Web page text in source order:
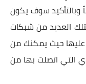
وبالتأكيد سوف يكون
العديد من شبكات
عليها حيث يمكنك من
التي اتصلت بها من